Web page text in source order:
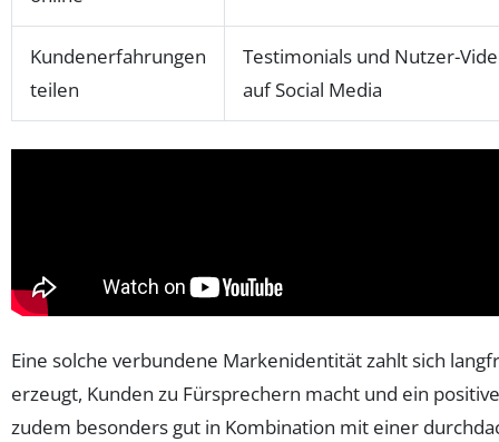
Kundenerfahrungen
teilen
Testimonials und Nutzer-
auf Social Media
Eine solche verbundene Markenidentität zahlt sich
erzeugt, Kunden zu Fürsprechern macht und ein
zudem besonders gut in Kombination mit einer